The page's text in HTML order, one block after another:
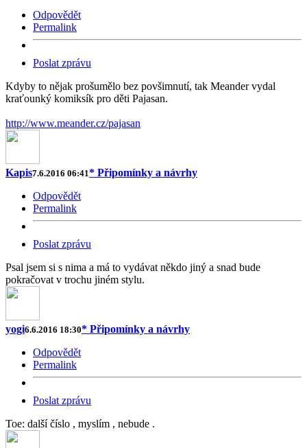
Odpovědět
Permalink
Poslat zprávu
Kdyby to nějak prošumělo bez povšimnutí, tak Meander vydal
kraťounký komiksík pro děti Pajasan.
http://www.meander.cz/pajasan
Kapis7.6.2016 06:41* Připomínky a návrhy
Odpovědět
Permalink
Poslat zprávu
Psal jsem si s nima a má to vydávat někdo jiný a snad bude
pokračovat v trochu jiném stylu.
yogi6.6.2016 18:30* Připomínky a návrhy
Odpovědět
Permalink
Poslat zprávu
Toe: další číslo , myslím , nebude .